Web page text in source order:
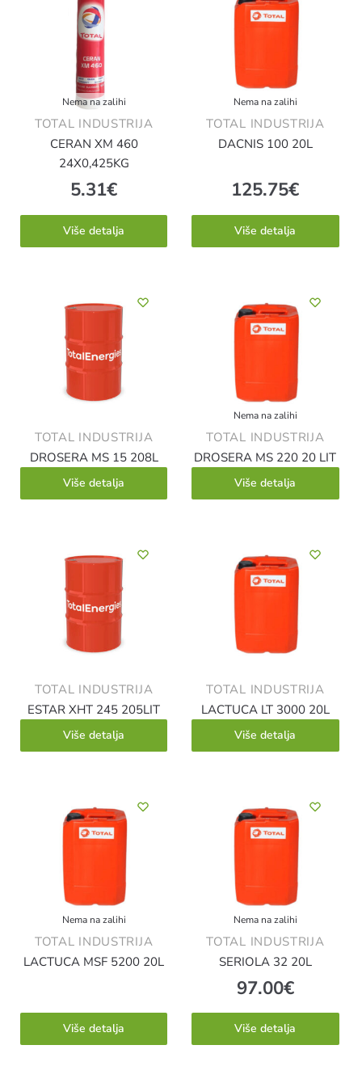
Nema na zalihi
TOTAL INDUSTRIJA
CERAN XM 460
24X0,425KG
5.31€
Više detalja
Nema na zalihi
TOTAL INDUSTRIJA
DACNIS 100 20L
125.75€
Više detalja
TOTAL INDUSTRIJA
DROSERA MS 15 208L
Više detalja
Nema na zalihi
TOTAL INDUSTRIJA
DROSERA MS 220 20 LIT
Više detalja
TOTAL INDUSTRIJA
ESTAR XHT 245 205LIT
Više detalja
TOTAL INDUSTRIJA
LACTUCA LT 3000 20L
Više detalja
Nema na zalihi
TOTAL INDUSTRIJA
LACTUCA MSF 5200 20L
Više detalja
Nema na zalihi
TOTAL INDUSTRIJA
SERIOLA 32 20L
97.00€
Više detalja